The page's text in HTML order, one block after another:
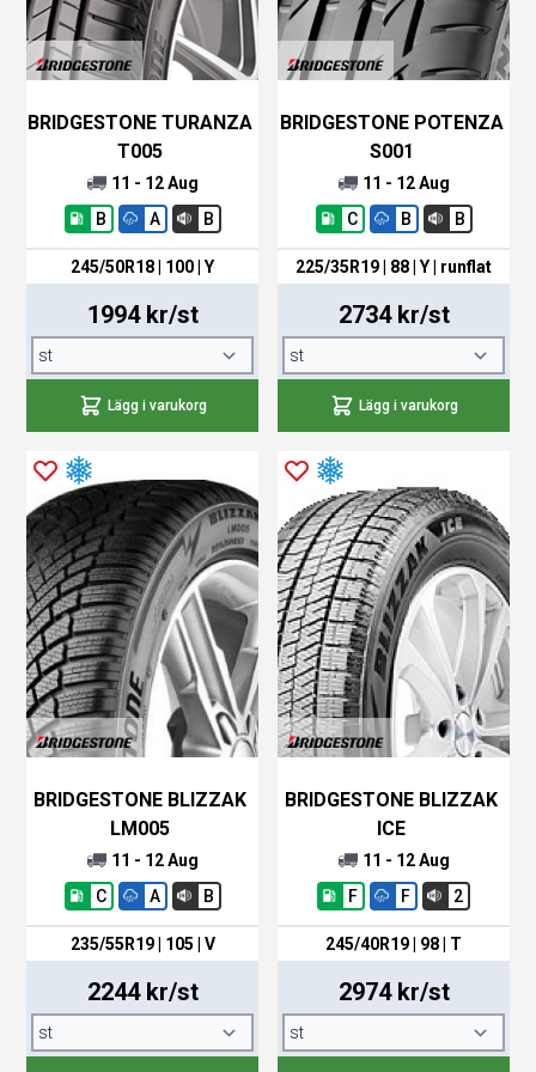
BRIDGESTONE TURANZA
T005
11 - 12 Aug
B
A B
245/50R18 | 100 | Y
1994 kr/st
Lägg i varukorg
BRIDGESTONE POTENZA
S001
11 - 12 Aug
C
B B
225/35R19 | 88 | Y | runflat
2734 kr/st
Lägg i varukorg
BRIDGESTONE BLIZZAK
LM005
11 - 12 Aug
C
A B
235/55R19 | 105 | V
2244 kr/st
BRIDGESTONE BLIZZAK
ICE
11 - 12 Aug
F
F 2
245/40R19 | 98 | T
2974 kr/st